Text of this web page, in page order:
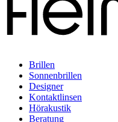
Brillen
Sonnenbrillen
Designer
Kontaktlinsen
Hörakustik
Beratung